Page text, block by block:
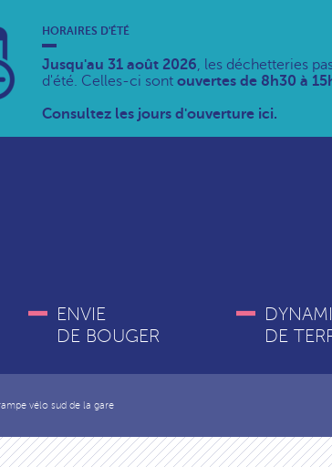
HORAIRES D'ÉTÉ
Jusqu'au 31 août 2026, les déchetteries
d'été. Celles-ci sont ouvertes de 8h30 à
Consultez les jours d'ouverture ici.
ENVIE
DE BOUGER
DE
vélo sud de la gare